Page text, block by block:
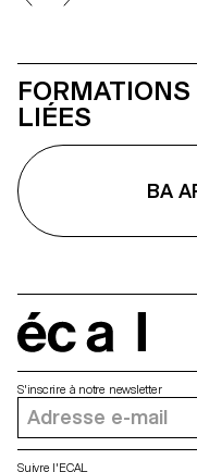
FORMATIONS
LIÉES
BA
S'inscrire à notre newsletter
Suivre l'ECAL